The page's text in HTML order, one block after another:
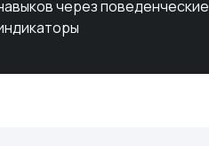
через поведенческие